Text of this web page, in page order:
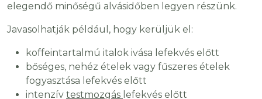
elegendő minőségű alvásidőben legyen részünk.
Javasolhatják például, hogy kerüljük el:
koffeintartalmú italok ivása lefekvés előtt
bőséges, nehéz ételek vagy fűszeres ételek
fogyasztása lefekvés előtt
intenzív testmozgás lefekvés előtt